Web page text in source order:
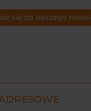
się do naszego